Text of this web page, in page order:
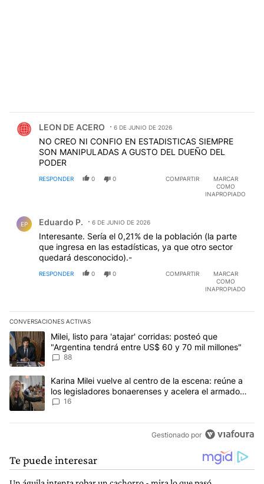
LEON DE ACERO 6 DE JUNIO DE 2026
NO CREO NI CONFIO EN ESTADISTICAS SIEMPRE
SON MANIPULADAS A GUSTO DEL DUEÑO DEL
PODER
RESPONDER 0 0 COMPARTIR
MARCAR
COMO
INAPROPIADO
EP Eduardo P. 6 DE JUNIO DE 2026
Interesante. Sería el 0,21% de la población (la parte
que ingresa en las estadísticas, ya que otro sector
quedará desconocido).-
RESPONDER 0 0 COMPARTIR
MARCAR
COMO
INAPROPIADO
CONVERSACIONES ACTIVAS
Este listado muestra los artículos con más comentarios en los
Un artículo de tendencia con el título "Milei, listo para 'atajar'
Milei, listo para 'atajar' corridas: posteó que
"Argentina tendrá entre US$ 60 y 70 mil millones"
88
Un artículo de tendencia con el título "Karina Milei vuelve al
Karina Milei vuelve al centro de la escena: reúne a
los legisladores bonaerenses y acelera el armado
para 2027
16
Gestionado por